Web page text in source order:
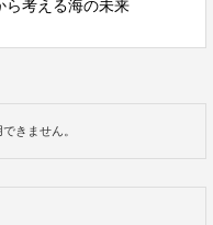
ら考える海の未来
きません。